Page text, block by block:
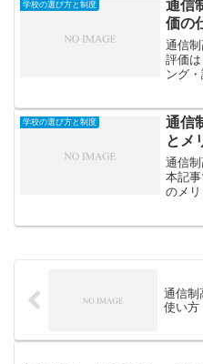
学校の選び方と制度
通信
価の
通信
評価
ング
学校の選び方と制度
通信
とメ
通信
本記
のメ
通信制
使い方